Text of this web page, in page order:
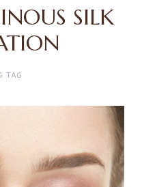
SILK
TAG